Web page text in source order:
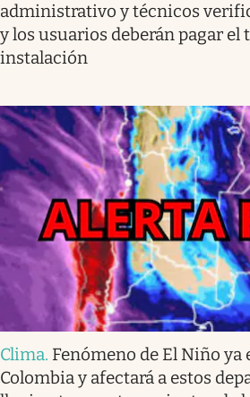
administrativo y técnicos
y los usuarios deberán pagar el
instalación
Clima. Fenómeno de El Niño ya
Colombia y afectará a estos